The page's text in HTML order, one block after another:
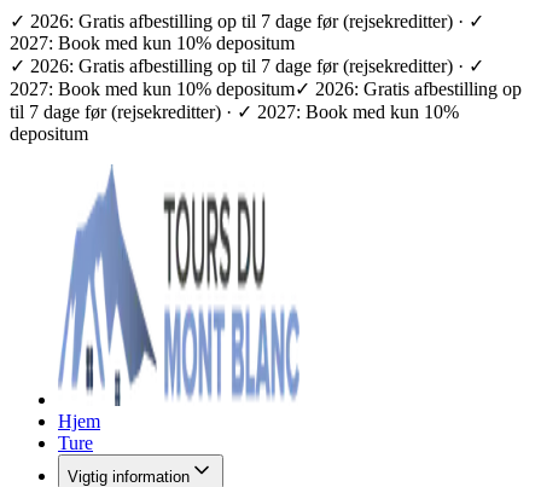
✓ 2026: Gratis afbestilling op til 7 dage før (rejsekreditter) · ✓
2027: Book med kun 10% depositum
✓ 2026: Gratis afbestilling op til 7 dage før (rejsekreditter) · ✓
2027: Book med kun 10% depositum✓ 2026: Gratis afbestilling op
til 7 dage før (rejsekreditter) · ✓ 2027: Book med kun 10%
depositum
Hjem
Ture
Vigtig information